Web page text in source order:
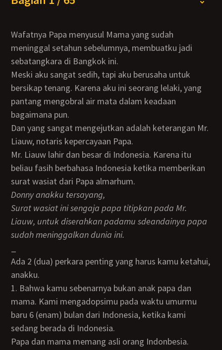
Wafatnya Papa menyusul Mama yang sudah
meninggal setahun sebelumnya, membuatku jadi
sebatangkara di Bangkok ini.
Meski aku sangat sedih, tapi aku berusaha untuk
bersikap tenang. Karena aku ini seorang lelaki, yang
pantang mengobral air mata dalam keadaan
bagaimana pun.
Dan yang sangat mengejutkan adalah keterangan Mr.
Liauw, notaris kepercayaan Papa.
Mr. Liauw lahir dan besar di Indonesia. Karena itu
beliau fasih berbahasa Indonesia ketika memberikan
surat wasiat dari Papa almarhum.
Donny anakku tersayang,
Surat wasiat ini sengaja papa titipkan pada Mr.
Liauw, untuk diserahkan padamu sdeandainya papa
sudah meninggalkan dunia ini.
Ada 2 (dua) perkara penting yang harus kamu ketahui,
anakku.
1. Bahwa kamu sebenarnya bukan anak papa dan
mama. Kami mengadopsimu pada waktu umurmu
baru 6 (enam) bulan dari Indonesia, ketika kami
sedang berada di Indonesia.
Papa dan mama memang asli orang Indonbesia.